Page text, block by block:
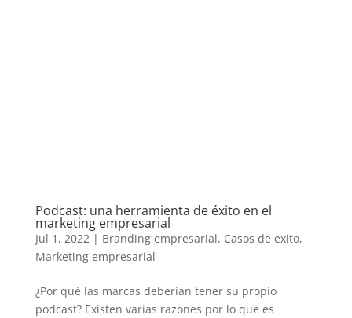
Podcast: una herramienta de éxito en el
marketing empresarial
Jul 1, 2022| Branding empresarial, Casos de exito,
Marketing empresarial
¿Por qué las marcas deberían tener su propio
podcast? Existen varias razones por lo que es